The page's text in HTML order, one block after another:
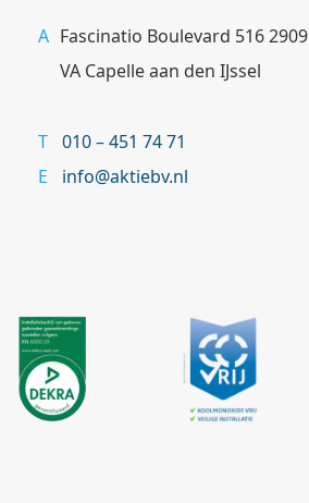
Fascinatio Boulevard 516 2909
VA Capelle aan den IJssel
010 – 451 74 71
info@aktiebv.nl